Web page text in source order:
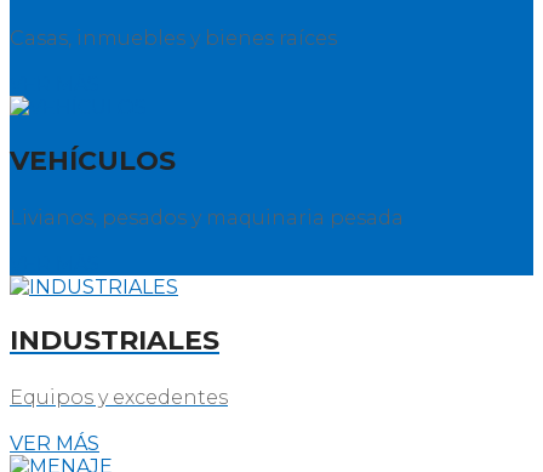
Casas, inmuebles y bienes raíces
VEHÍCULOS
Livianos, pesados y maquinaria pesada
INDUSTRIALES
Equipos y excedentes
VER MÁS